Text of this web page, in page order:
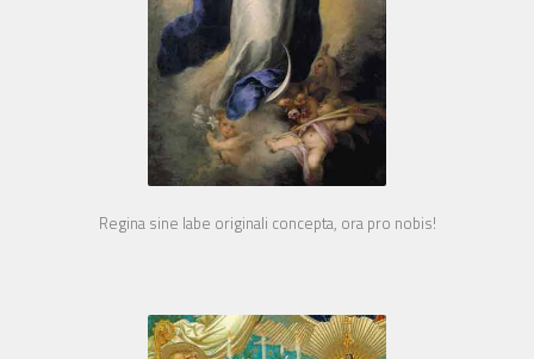
Regina sine labe originali concepta, ora pro nobis!